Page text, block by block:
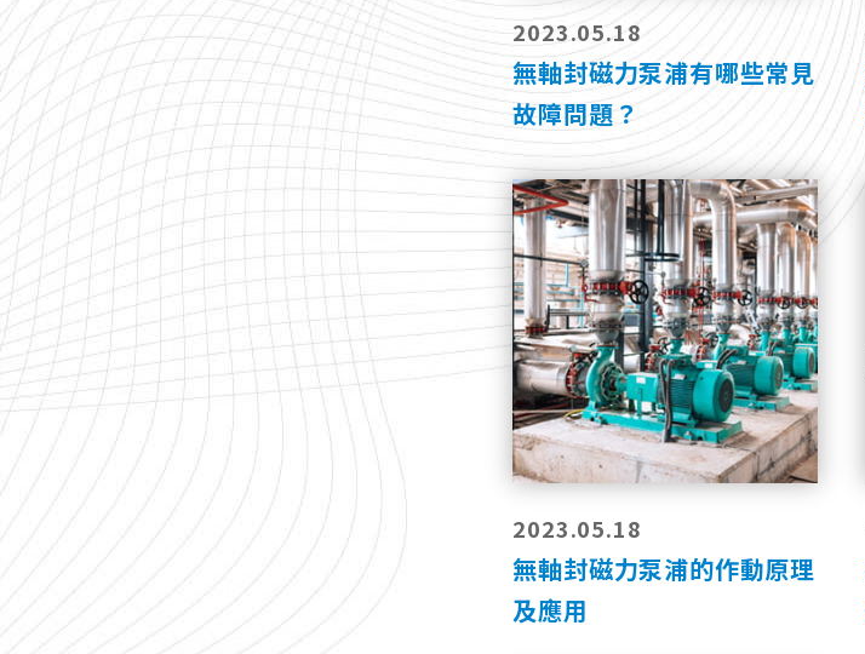
2023.05.18
無軸封磁力泵浦有哪些常見
故障問題？
2023.05.18
無軸封磁力泵浦的作動原理
及應用